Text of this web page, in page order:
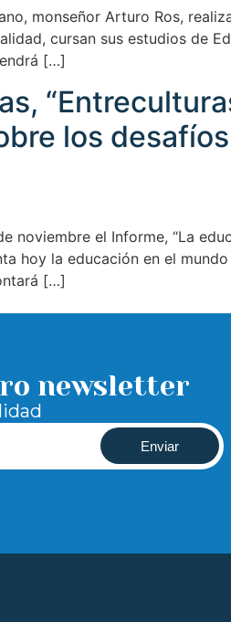
monseñor Arturo Ros,
cursan sus estudios de
[…]
los
noviembre el Informe, “La
hoy la educación en el
[…]
newsletter
Enviar